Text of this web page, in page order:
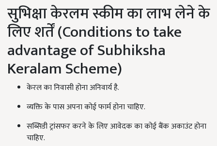
सुभिक्षा केरलम स्कीम का लाभ लेने के
लिए शर्तें (Conditions to take
advantage of Subhiksha
Keralam Scheme)
केरल का निवासी होना अनिवार्य है.
व्यक्ति के पास अपना कोई फार्म होना चाहिए.
सब्सिडी ट्रांसफर करने के लिए आवेदक का कोई बैंक अकाउंट होना
चाहिए.